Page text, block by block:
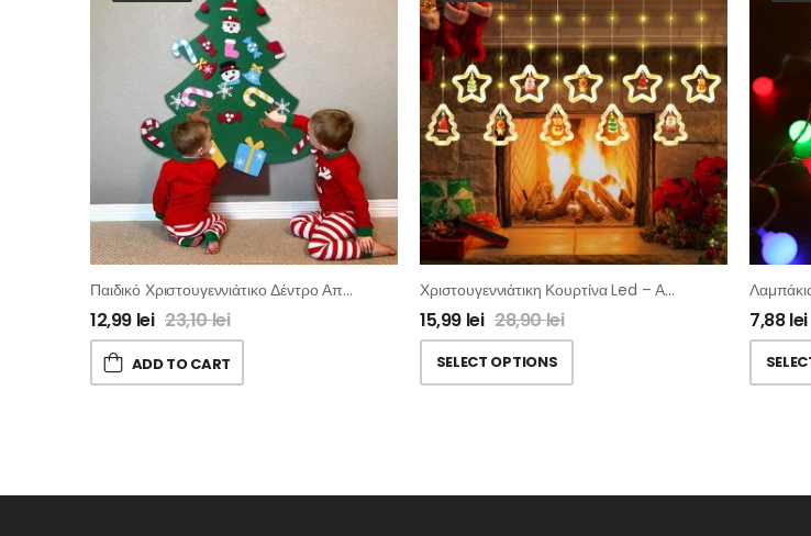
Παιδικό Χριστουγεννιάτικο Δέντρο Από Τσόχα
12,99 lei 23,10lei
ADD TO CART
Χριστουγεννιάτικη Κουρτίνα Led – Αστέρια Έλατα Με Φιγούρα
15,99 lei 28,90lei
SELECT OPTIONS
7,88lei